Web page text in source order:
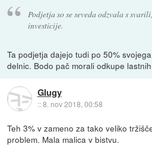
Podjetja so se seveda odzvala s
investicije.
Ta podjetja dajejo tudi po 50%
delnic. Bodo pač morali odkupe
Glugy
::8. nov 2018, 00:58
Teh 3% v zameno za tako veliko
problem. Mala malica v bistvu.